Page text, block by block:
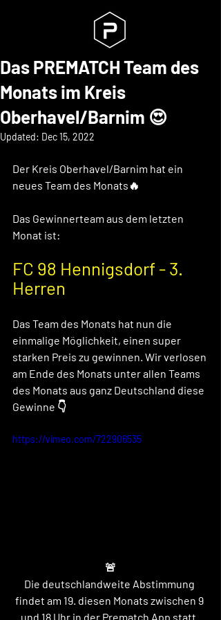
Das PREMATCH Team des
Monats im Kreis
Oberhavel/Barnim 😍
Updated: Dec 15, 2022
Der Kreis Oberhavel/Barnim hat ein
neues Team des Monats🔥
Das Gewinnerteam aus dem letzten
Monat ist:
FC 98 Hennigsdorf - 3.
Herren
Das Team des Monats hat nun die
einmalige Möglichkeit, einen super
starken Preis zu gewinnen. Wir verlosen
am Ende des Monats unter allen Teams
des Monats aus ganz Deutschland diese
Gewinne 👇
https://vimeo.com/722906535
🚨
Die deutschlandweite Abstimmung
findet am 19. diesen Monats zwischen 9
und 18 Uhr in der Prematch App statt.